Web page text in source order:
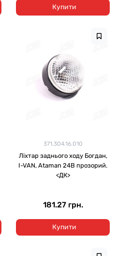
Купити
371.304.16.010
Ліхтар заднього ходу Богдан,
I-VAN, Ataman 24В прозорий.
<ДК>
181.27 грн.
Купити